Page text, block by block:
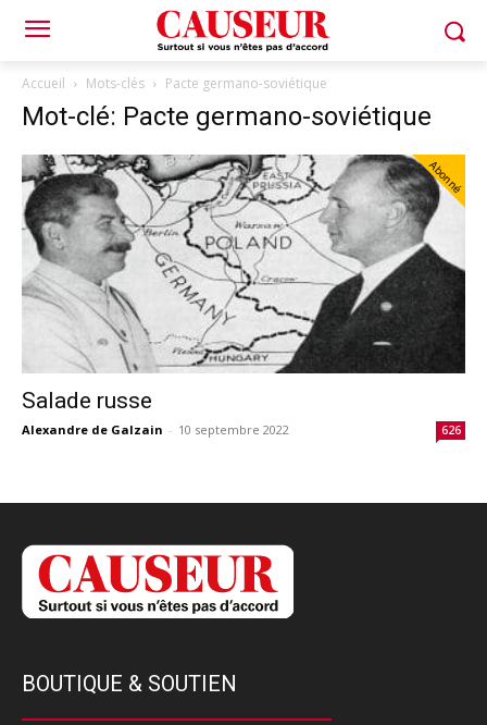
Accueil Mots-clés Pacte germano-soviétique
Mot-clé: Pacte germano-soviétique
Abonné
Salade russe
Alexandre de Galzain - 10 septembre 2022 626
BOUTIQUE & SOUTIEN